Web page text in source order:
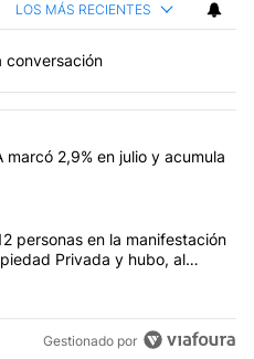
LOS MÁS RECIENTES
conversación
con más comentarios en los
"La inflación en CABA
marcó 2,9% en julio y acumula
"La policía arrestó a 12
personas en la manifestación
Privada y hubo, al
Gestionado por